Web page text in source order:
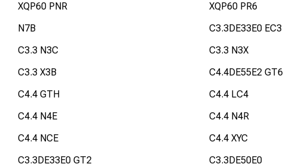
XQP60 PNR
XQP60 PR6
N7B
C3.3DE33E0 EC3
C3.3 N3C
C3.3 N3X
C3.3 X3B
C4.4DE55E2 GT6
C4.4 GTH
C4.4 LC4
C4.4 N4E
C4.4 N4R
C4.4 NCE
C4.4 XYC
C3.3DE33E0 GT2
C3.3DE50E0